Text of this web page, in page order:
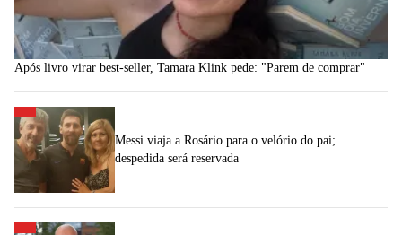
Após livro virar best-seller, Tamara Klink pede: "Parem de comprar"
Messi viaja a Rosário para o velório do pai;
despedida será reservada